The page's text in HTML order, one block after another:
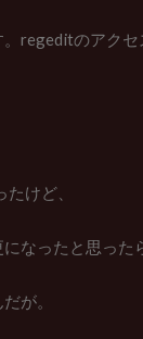
regeditのアクセ
けど、
なったと思った
が。